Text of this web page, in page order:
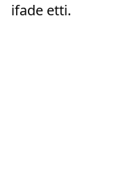
ifade etti.